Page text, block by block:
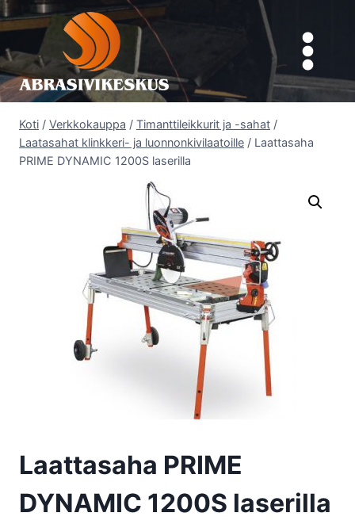
Siirry
sisältöön
Koti / Verkkokauppa / Timanttileikkurit ja -sahat /
Laatasahat klinkkeri- ja luonnonkivilaatoille / Laattasaha
PRIME DYNAMIC 1200S laserilla
Laattasaha PRIME
DYNAMIC 1200S laserilla